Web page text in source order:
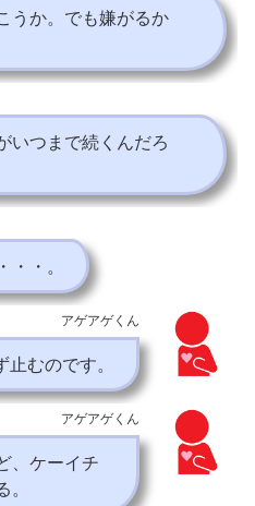
うか。でも嫌がるか
いつまで続くんだろ
・・。
アゲアゲくん
むのです。
アゲアゲくん
、ケーイチ